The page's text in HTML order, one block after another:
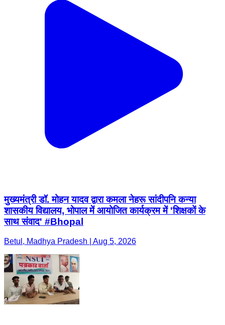
मुख्यमंत्री डॉ. मोहन यादव द्वारा कमला नेहरू सांदीपनि कन्या
शासकीय विद्यालय, भोपाल में आयोजित कार्यक्रम में 'शिक्षकों के
साथ संवाद' #Bhopal
Betul, Madhya Pradesh | Aug 5, 2026